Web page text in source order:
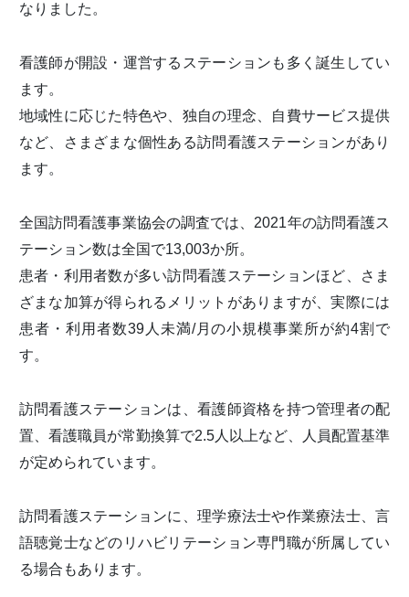
なりました。
看護師が開設・運営するステーションも多く誕生してい
ます。
地域性に応じた特色や、独自の理念、自費サービス提供
など、さまざまな個性ある訪問看護ステーションがあり
ます。
全国訪問看護事業協会の調査では、2021年の訪問看護ス
テーション数は全国で13,003か所。
患者・利用者数が多い訪問看護ステーションほど、さま
ざまな加算が得られるメリットがありますが、実際には
患者・利用者数39人未満/月の小規模事業所が約4割で
す。
訪問看護ステーションは、看護師資格を持つ管理者の配
置、看護職員が常勤換算で2.5人以上など、人員配置基準
が定められています。
訪問看護ステーションに、理学療法士や作業療法士、言
語聴覚士などのリハビリテーション専門職が所属してい
る場合もあります。